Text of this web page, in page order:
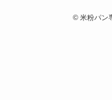
©米粉パン